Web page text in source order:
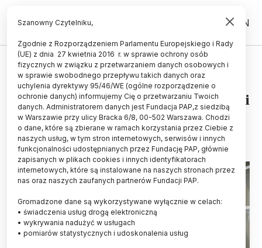
PL EN
ZDROWIE
Polscy badacze pracują nad
leczniczymi lakierami do paznokci
10.07.2025
aktualizacja: 10.07.2025
3 minuty czytania
Szanowny Czytelniku,
Zgodnie z Rozporządzeniem Parlamentu Europejskiego i Rady
(UE) z dnia 27 kwietnia 2016 r. w sprawie ochrony osób
fizycznych w związku z przetwarzaniem danych osobowych i
w sprawie swobodnego przepływu takich danych oraz
uchylenia dyrektywy 95/46/WE (ogólne rozporządzenie o
ochronie danych) informujemy Cię o przetwarzaniu Twoich
danych. Administratorem danych jest Fundacja PAP,z siedzibą
w Warszawie przy ulicy Bracka 6/8, 00-502 Warszawa. Chodzi
o dane, które są zbierane w ramach korzystania przez Ciebie z
naszych usług, w tym stron internetowych, serwisów i innych
funkcjonalności udostępnianych przez Fundację PAP, głównie
zapisanych w plikach cookies i innych identyfikatorach
internetowych, które są instalowane na naszych stronach przez
nas oraz naszych zaufanych partnerów Fundacji PAP.
Gromadzone dane są wykorzystywane wyłącznie w celach:
• świadczenia usług drogą elektroniczną
• wykrywania nadużyć w usługach
• pomiarów statystycznych i udoskonalenia usług